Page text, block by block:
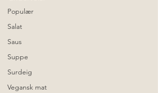
Populær
Salat
Saus
Suppe
Surdeig
Vegansk mat